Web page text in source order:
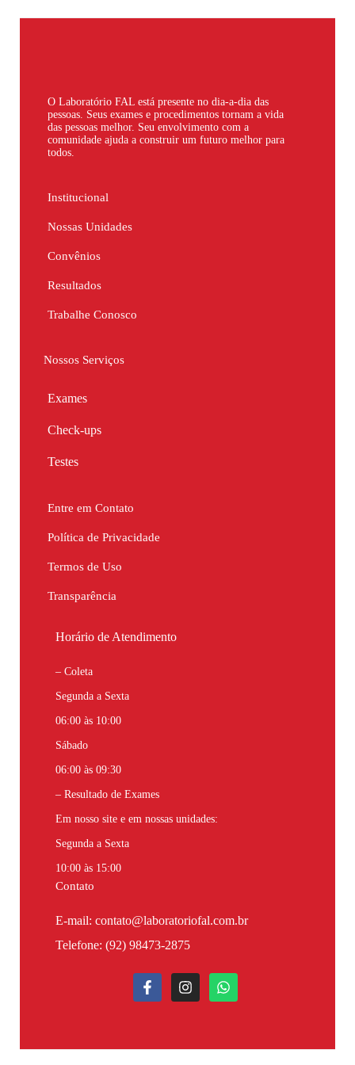
O Laboratório FAL está presente no dia-a-dia das
pessoas. Seus exames e procedimentos tornam a vida
das pessoas melhor. Seu envolvimento com a
comunidade ajuda a construir um futuro melhor para
todos.
Institucional
Nossas Unidades
Convênios
Resultados
Trabalhe Conosco
Nossos Serviços
Exames
Check-ups
Testes
Entre em Contato
Política de Privacidade
Termos de Uso
Transparência
Horário de Atendimento
– Coleta
Segunda a Sexta
06:00 às 10:00
Sábado
06:00 às 09:30
– Resultado de Exames
Em nosso site e em nossas unidades:
Segunda a Sexta
10:00 às 15:00
Contato
E-mail: contato@laboratoriofal.com.br
Telefone: (92) 98473-2875